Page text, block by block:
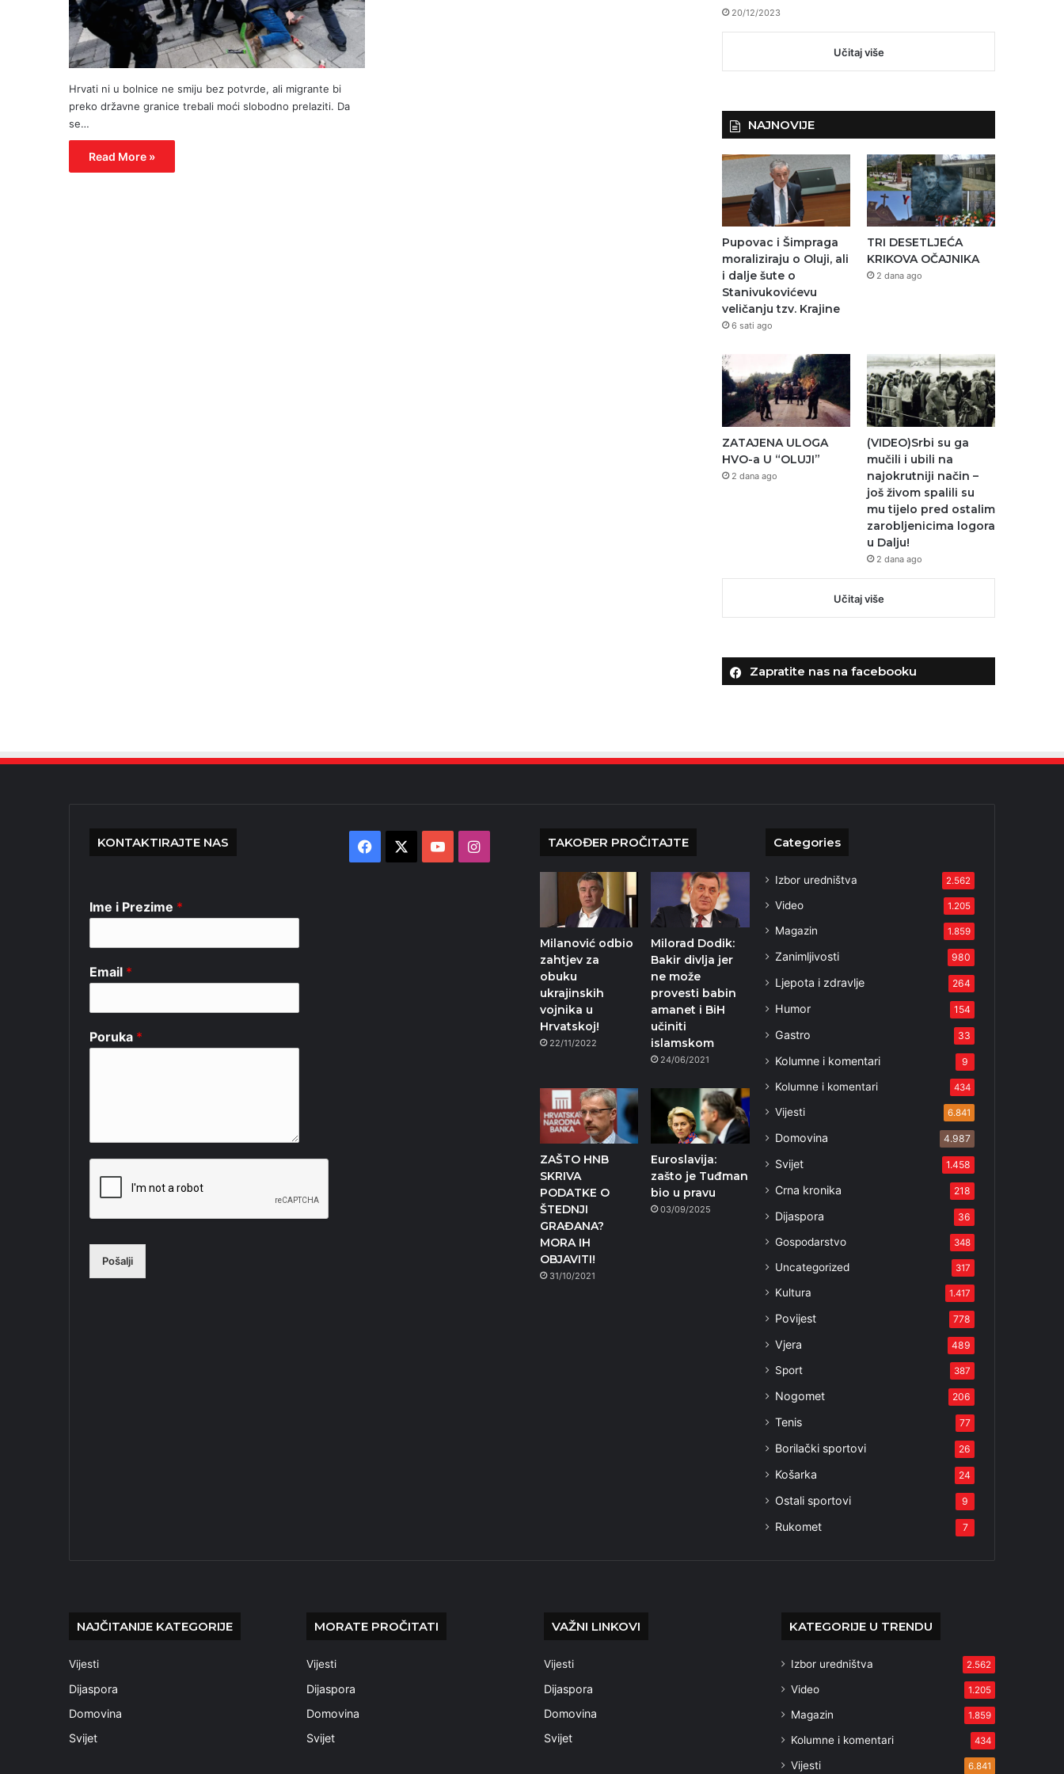
Hrvati ni u bolnice ne smiju bez potvrde, ali migrante bi
preko državne granice trebali moći slobodno prelaziti. Da
se…
Read More »
20/12/2023
Učitaj više
NAJNOVIJE
Pupovac i Šimpraga
moraliziraju o Oluji, ali
i dalje šute o
Stanivukovićevu
veličanju tzv. Krajine
6 sati ago
TRI DESETLJEĆA
KRIKOVA OČAJNIKA
2 dana ago
ZATAJENA ULOGA
HVO-a U “OLUJI”
2 dana ago
(VIDEO)Srbi su ga
mučili i ubili na
najokrutniji način –
još živom spalili su
mu tijelo pred ostalim
zarobljenicima logora
u Dalju!
2 dana ago
Učitaj više
Zapratite nas na facebooku
KONTAKTIRAJTE NAS
Ime i Prezime *
Email *
Poruka *
Pošalji
Facebook YouTubeInstagram TAKOĐER PROČITAJTE
Milanović odbio
zahtjev za
obuku
ukrajinskih
vojnika u
Hrvatskoj!
22/11/2022
Milorad Dodik:
Bakir divlja jer
ne može
provesti babin
amanet i BiH
učiniti
islamskom
24/06/2021
ZAŠTO HNB
SKRIVA
PODATKE O
ŠTEDNJI
GRAĐANA?
MORA IH
OBJAVITI!
31/10/2021
Euroslavija:
zašto je Tuđman
bio u pravu
03/09/2025
Categories
Izbor uredništva 2.562
Video 1.205
Magazin 1.859
Zanimljivosti 980
Ljepota i zdravlje 264
Humor 154
Gastro 33
Kolumne i komentari 9
Kolumne i komentari 434
Vijesti 6.841
Domovina 4.987
Svijet 1.458
Crna kronika 218
Dijaspora 36
Gospodarstvo 348
Uncategorized 317
Kultura 1.417
Povijest 778
Vjera 489
Sport 387
Nogomet 206
Tenis 77
Borilački sportovi 26
Košarka 24
Ostali sportovi 9
Rukomet 7
NAJČITANIJE KATEGORIJE
Vijesti
Dijaspora
Domovina
Svijet
MORATE PROČITATI
Vijesti
Dijaspora
Domovina
Svijet
VAŽNI LINKOVI
Vijesti
Dijaspora
Domovina
Svijet
KATEGORIJE U TRENDU
Izbor uredništva 2.562
Video 1.205
Magazin 1.859
Kolumne i komentari 434
Vijesti 6.841